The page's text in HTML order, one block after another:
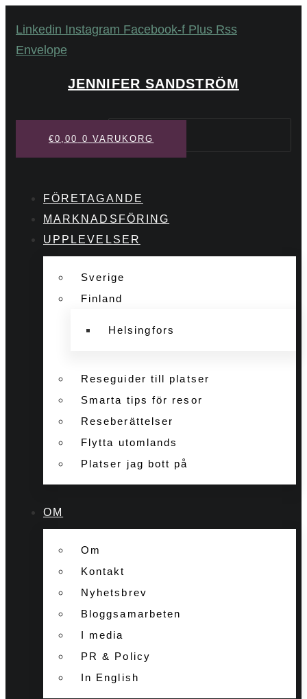
till
innehåll
Linkedin Instagram Facebook-f Plus Rss
Envelope
JENNIFER SANDSTRÖM
Sök
€0,00 0 VARUKORG
FÖRETAGANDE
MARKNADSFÖRING
UPPLEVELSER
Sverige
Finland
Helsingfors
Reseguider till platser
Smarta tips för resor
Reseberättelser
Flytta utomlands
Platser jag bott på
OM
Om
Kontakt
Nyhetsbrev
Bloggsamarbeten
I media
PR & Policy
In English